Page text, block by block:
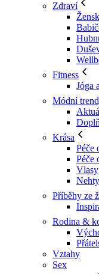
Zdraví
Fitness
Jóga
Módní
Krása
Péče
Péče
Vlasy
Nehty
Příběhy ze
Rodina &
Vztahy
Sex